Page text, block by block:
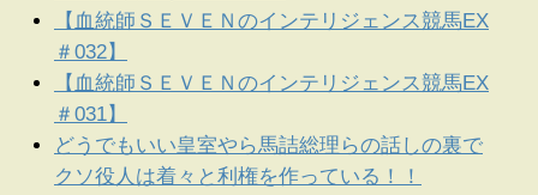
【血統師ＳＥＶＥＮのインテリジェンス競馬EX
＃032】
【血統師ＳＥＶＥＮのインテリジェンス競馬EX
＃031】
どうでもいい皇室やら馬詰総理らの話しの裏で
クソ役人は着々と利権を作っている！！